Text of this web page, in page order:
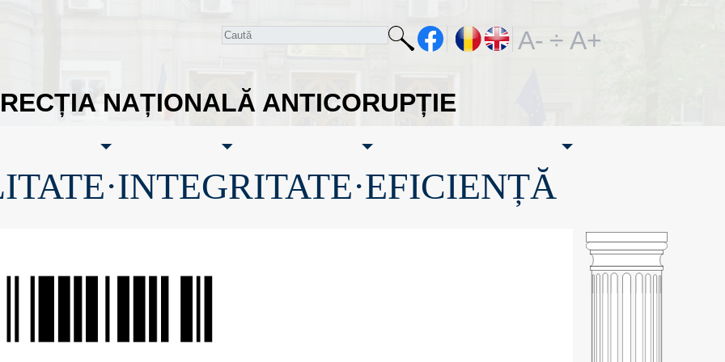
NAȚIONALĂ ANTICORUPȚIE
A- ÷ A+